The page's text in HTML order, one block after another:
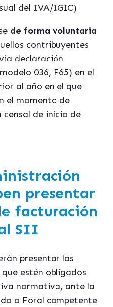
del IVA/IGIC)
de forma voluntaria
contribuyentes
declaración
036, F65) en el
al año en el que
el momento de
censal de inicio de
presentar
facturación
SII
presentar las
estén obligados
normativa, ante la
o Foral competente